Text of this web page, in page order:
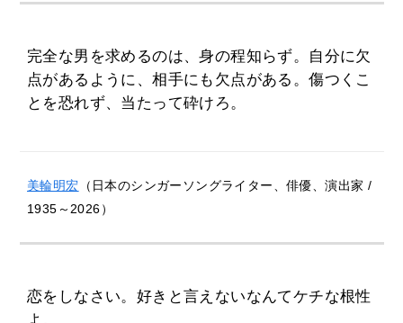
完全な男を求めるのは、身の程知らず。自分に欠
点があるように、相手にも欠点がある。傷つくこ
とを恐れず、当たって砕けろ。
美輪明宏 （日本のシンガーソングライター、俳優、演出家 /
1935～2026）
恋をしなさい。好きと言えないなんてケチな根性